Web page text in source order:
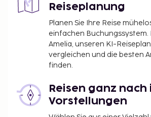
Reiseplanung
Planen Sie Ihre Reise
einfachen Buchungssystem.
Amelia, unseren KI-
vergleichen und die besten
finden.
Reisen ganz nach
Vorstellungen